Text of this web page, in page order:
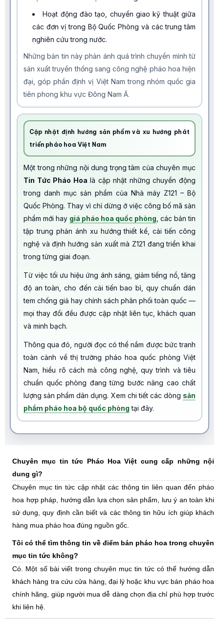
Hoạt động đào tạo, chuyển giao kỹ thuật giữa
các đơn vị trong Bộ Quốc Phòng và các trung tâm
nghiên cứu trong nước.
Những bản tin này phản ánh quá trình chuyển mình từ
sản xuất truyền thống sang công nghệ pháo hoa hiện
đại, góp phần định vị Việt Nam trong nhóm quốc gia
tiên phong khu vực Đông Nam Á.
Cập nhật định hướng sản phẩm và xu hướng phát
triển pháo hoa Việt Nam
Một trong những nội dung trọng tâm của chuyên mục
Tin Tức Pháo Hoa là cập nhật những chuyển động
trong danh mục sản phẩm của Nhà máy Z121 – Bộ
Quốc Phòng. Thay vì chỉ dừng ở việc công bố mã sản
phẩm mới hay giá pháo hoa quốc phòng , các bản tin
tập trung phản ánh xu hướng thiết kế, cải tiến công
nghệ và định hướng sản xuất mà Z121 đang triển khai
trong từng giai đoạn.
Từ việc tối ưu hiệu ứng ánh sáng, giảm tiếng nổ, tăng
độ an toàn, cho đến cải tiến bao bì, quy chuẩn dán
tem chống giả hay chính sách phân phối toàn quốc —
mọi thay đổi đều được cập nhật liên tục, khách quan
và minh bạch.
Thông qua đó, người đọc có thể nắm được bức tranh
toàn cảnh về thị trường pháo hoa quốc phòng Việt
Nam, hiểu rõ cách mà công nghệ, quy trình và tiêu
chuẩn quốc phòng đang từng bước nâng cao chất
lượng sản phẩm dân dụng. Xem chi tiết các dòng sản
phẩm pháo hoa bộ quốc phòng tại đây.
Chuyên mục tin tức Pháo Hoa Việt cung cấp những nội
dung gì?
Chuyên mục tin tức cập nhật các thông tin liên quan đến pháo
hoa hợp pháp, hướng dẫn lựa chọn sản phẩm, lưu ý an toàn khi
sử dụng, quy định cần biết và các thông tin hữu ích giúp khách
hàng mua pháo hoa đúng nguồn gốc.
Tôi có thể tìm thông tin về điểm bán pháo hoa trong chuyên
mục tin tức không?
Có. Một số bài viết trong chuyên mục tin tức có thể hướng dẫn
khách hàng tra cứu cửa hàng, đại lý hoặc khu vực bán pháo hoa
chính hãng, giúp người mua dễ dàng chọn địa chỉ phù hợp trước
khi liên hệ.